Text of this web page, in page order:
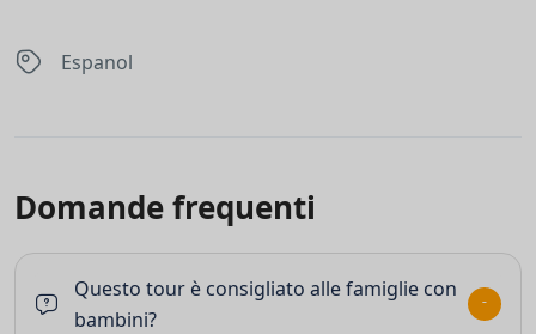
Espanol
Domande frequenti
Questo tour è consigliato alle famiglie con
bambini?